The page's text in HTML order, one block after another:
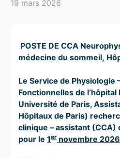
19 mars 2026
POSTE DE CCA
médecine du sommeil,
Le Service de Physiologie
Fonctionnelles de
Université de Paris,
Hôpitaux de Paris)
clinique – assistant
pour le1ernovembre